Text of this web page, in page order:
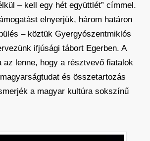
– kell egy hét együttlét” címmel.
elnyerjük, három határon
– köztük Gyergyószentmiklós
ifjúsági tábort Egerben. A
az lenne, hogy a résztvevő fiatalok
és összetartozás
a magyar kultúra sokszínű